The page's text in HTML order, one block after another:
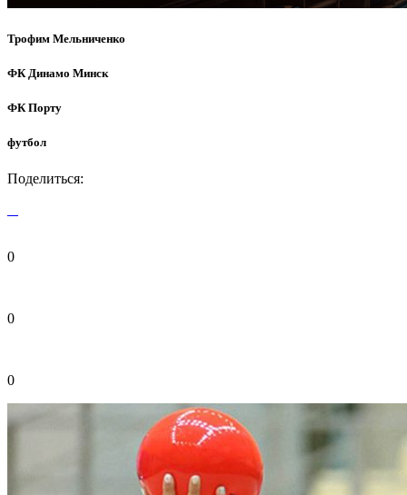
Трофим Мельниченко
ФК Динамо Минск
ФК Порту
футбол
Поделиться:
0
0
0